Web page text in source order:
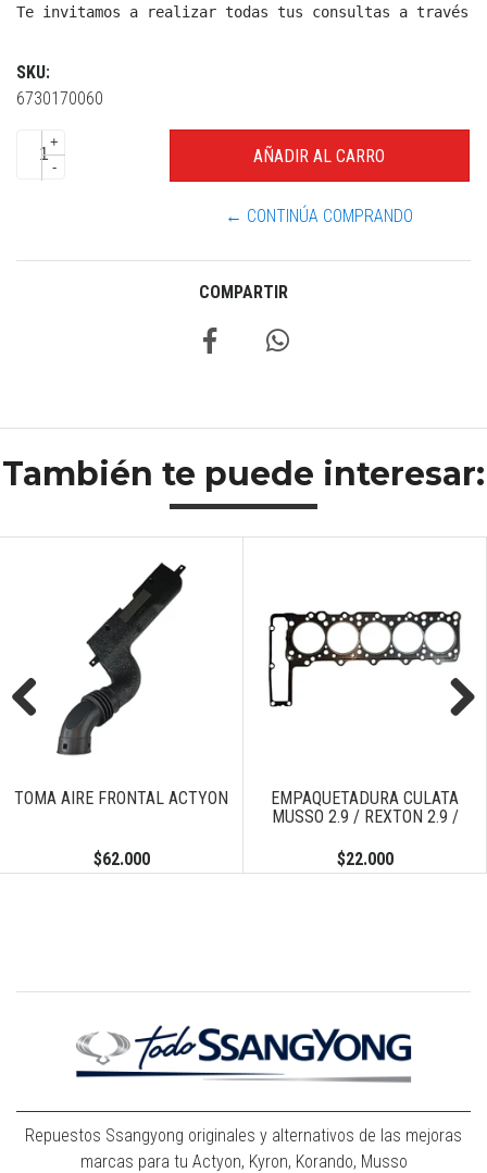
Te invitamos a realizar todas tus consultas a través
SKU:
6730170060
+
-
← CONTINÚA COMPRANDO
COMPARTIR
También te puede interesar:
TOMA AIRE FRONTAL ACTYON
$62.000
EMPAQUETADURA CULATA
MUSSO 2.9 / REXTON 2.9 /
$22.000
Previous
Repuestos Ssangyong originales y alternativos de las mejoras
marcas para tu Actyon, Kyron, Korando, Musso